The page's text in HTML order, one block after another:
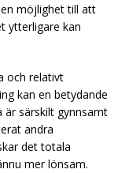
möjlighet till att
ytterligare kan
och relativt
kan en betydande
är särskilt gynnsamt
andra
det totala
mer lönsam.